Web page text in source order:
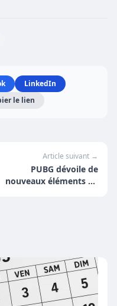
LinkedIn
le lien
Article suivant →
PUBG dévoile de
nouveaux éléments de